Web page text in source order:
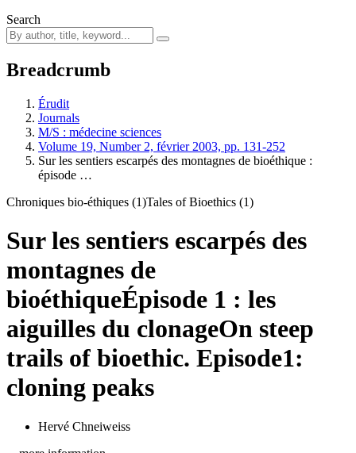
Search
Breadcrumb
Érudit
Journals
M/S : médecine sciences
Volume 19, Number 2, février 2003, pp. 131-252
Sur les sentiers escarpés des montagnes de bioéthique :
épisode …
Chroniques bio-éthiques (1)Tales of Bioethics (1)
Sur les sentiers escarpés des
montagnes de
bioéthiqueÉpisode 1 : les
aiguilles du clonageOn steep
trails of bioethic. Episode1:
cloning peaks
Hervé Chneiweiss